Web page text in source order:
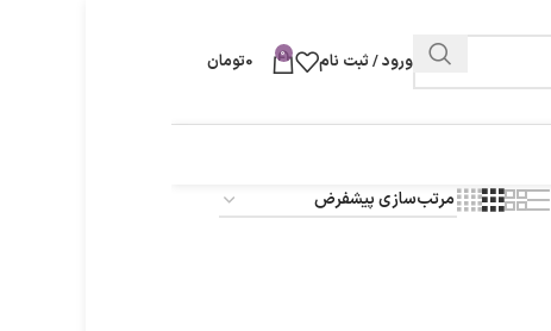
ورود / ثبت نام 0
0تومان